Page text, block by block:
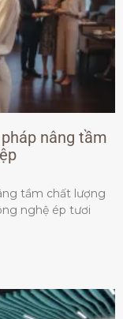
nâng tầm
tầm chất lượng
nghệ ép tươi